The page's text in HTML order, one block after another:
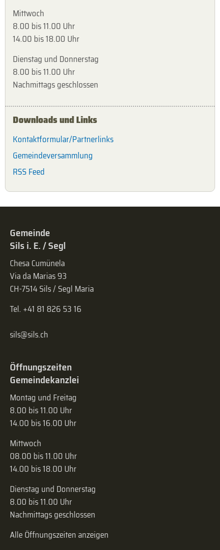
Mittwoch
8.00 bis 11.00 Uhr
14.00 bis 18.00 Uhr
Dienstag und Donnerstag
8.00 bis 11.00 Uhr
Nachmittags geschlossen
Downloads und Links
Kontaktformular/Partnerlinks
Gemeindeversammlung
RSS Feed
Gemeinde
Sils i. E. / Segl
Chesa Cumünela
Via da Marias 93
CH-7514 Sils / Segl Maria
Tel. +41 81 826 53 16
sils@sils.ch
Öffnungszeiten
Gemeindekanzlei
Montag und Freitag
8.00 bis 11.00 Uhr
14.00 bis 16.00 Uhr
Mittwoch
08.00 bis 11.00 Uhr
14.00 bis 18.00 Uhr
Dienstag und Donnerstag
8.00 bis 11.00 Uhr
Nachmittags geschlossen
Alle Öffnungszeiten anzeigen